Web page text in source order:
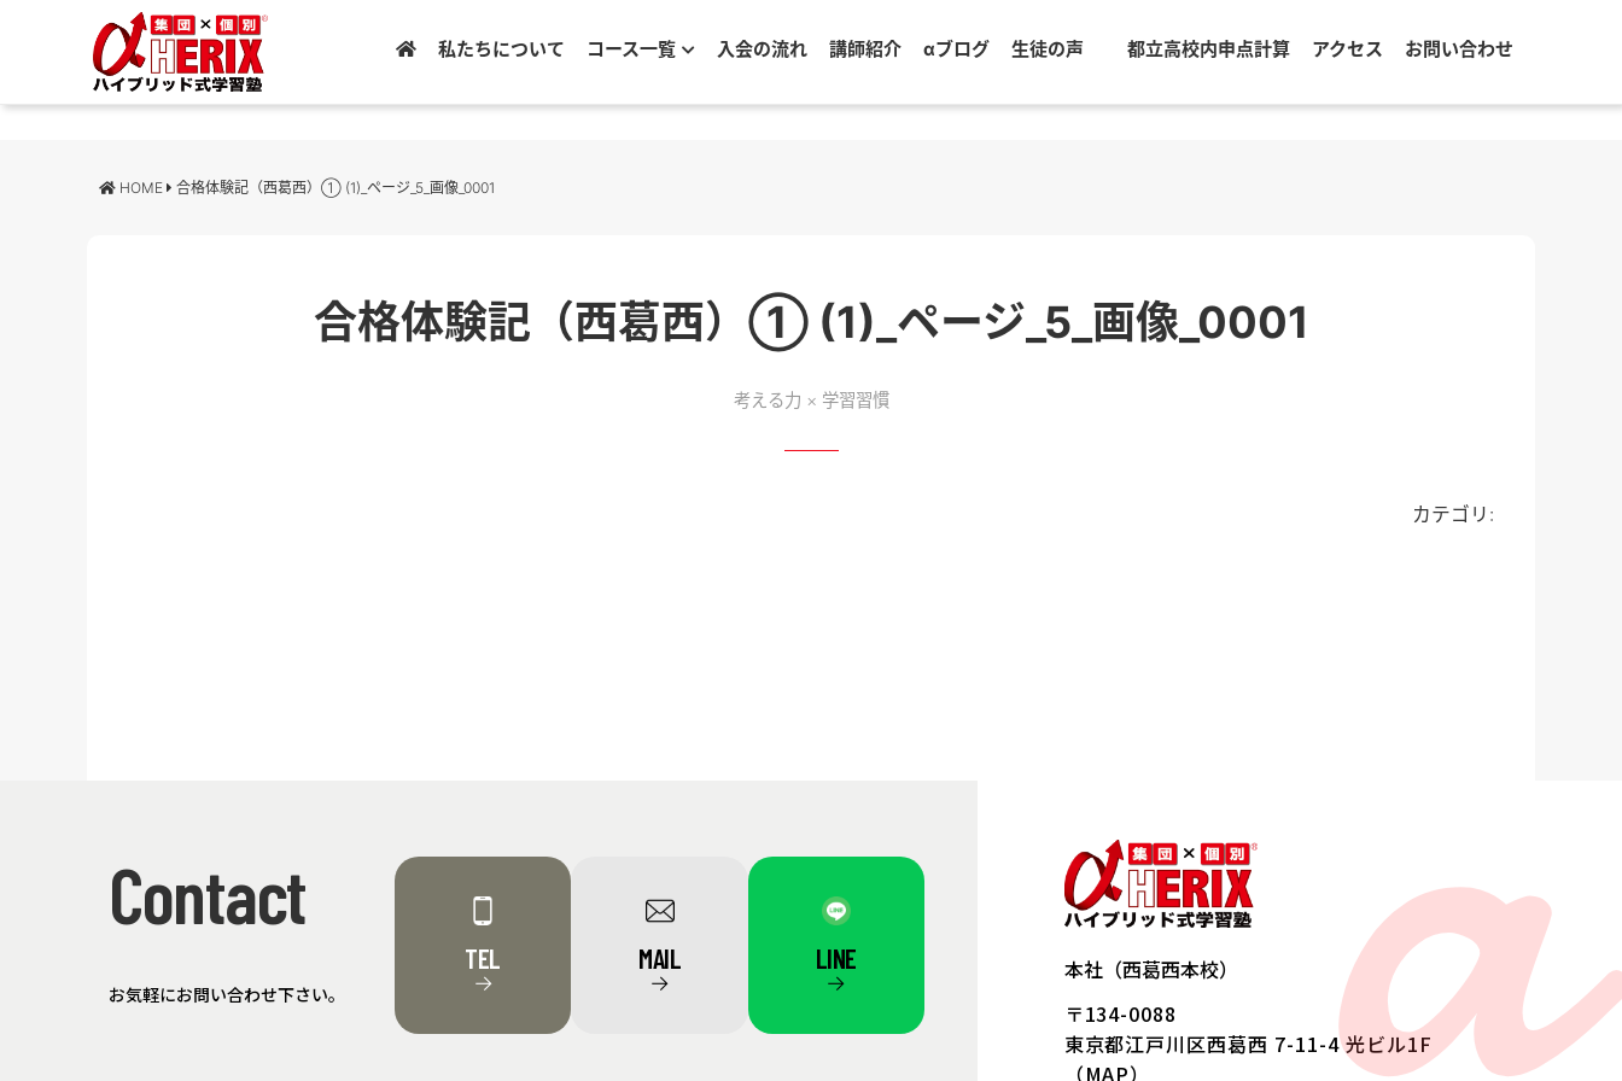
私たちについて コース一覧 入会の流れ 講師紹介 αブログ 生徒の声 都立高校内申点計算 アクセス お問い合わせ
HOME 合格体験記（西葛西）① (1)_ページ_5_画像_0001
合格体験記（西葛西）① (1)_ページ_5_画像_0001
考える力 × 学習習慣
カテゴリ:
Contact
お気軽にお問い合わせ下さい。
TEL
→
MAIL
→
LINE
→
本社（西葛西本校）
〒134-0088
東京都江戸川区西葛西 7-11-4 光ビル1F
（MAP） a